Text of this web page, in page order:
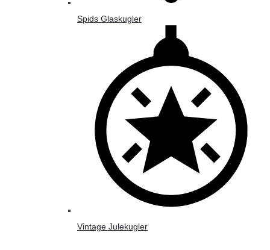
Spids Glaskugler
Vintage Julekugler